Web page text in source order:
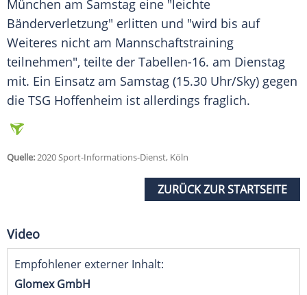
München am Samstag eine "leichte
Bänderverletzung" erlitten und "wird bis auf
Weiteres nicht am Mannschaftstraining
teilnehmen", teilte der Tabellen-16. am Dienstag
mit. Ein Einsatz am Samstag (15.30 Uhr/Sky) gegen
die TSG Hoffenheim ist allerdings fraglich.
Quelle:2020 Sport-Informations-Dienst, Köln
ZURÜCK ZUR STARTSEITE
Video
Empfohlener externer Inhalt:
Glomex GmbH